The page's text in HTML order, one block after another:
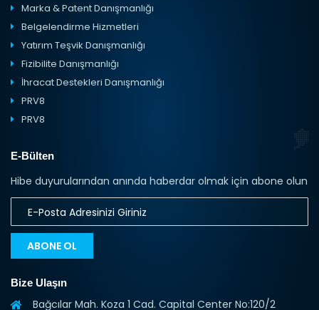
Marka & Patent Danışmanlığı
Belgelendirme Hizmetleri
Yatırım Teşvik Danışmanlığı
Fizibilite Danışmanlığı
İhracat Destekleri Danışmanlığı
PRV8
PRV8
E-Bülten
Hibe duyurularından anında haberdar olmak için abone olun
ABONE OL
Bize Ulaşın
Bağcılar Mah. Koza 1 Cad. Capital Center No:120/2